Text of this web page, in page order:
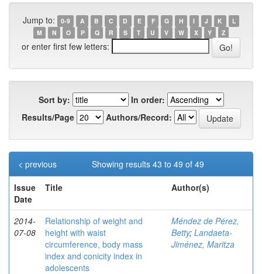
Jump to: 0-9 A B C D E F G H I J K
L
M
N O P Q R S T U V W X Y Z
or enter first few letters:
Sort by:
In order:
Results/Page
Authors/Record:
Showing results 43 to 49 of 49
< previous
Issue
Date
Title Author(s)
2014-
07-08
Relationship of weight and
height with waist
circumference, body mass
index and conicity index in
adolescents
Méndez de Pérez,
Betty; Landaeta-
Jiménez, Maritza